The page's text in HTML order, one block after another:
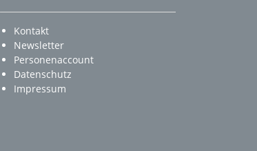
Kontakt
Newsletter
Personenaccount
Datenschutz
Impressum